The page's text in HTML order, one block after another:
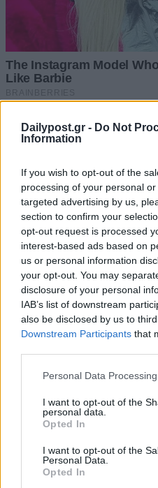
Dailypost.gr - Do Not
Information
If you wish to opt-out of the
processing of your personal
targeted advertising by us,
section to confirm your
opt-out request is processed
interest-based ads based on
us or personal information
your opt-out. You may
disclosure of your personal
IAB’s list of downstream
also be disclosed by us to
Downstream Participants that
Personal Data
I want to opt-out of the
personal data.
Opted In
I want to opt-out of the
Personal Data.
Opted In